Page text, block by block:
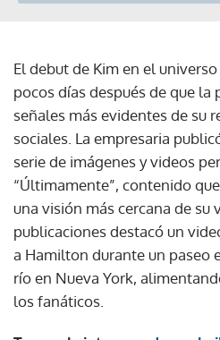
El debut de Kim en el
pocos días después de que la
señales más evidentes de su
sociales. La empresaria
serie de imágenes y videos
“Últimamente”, contenido
una visión más cercana de su
publicaciones destacó un
a Hamilton durante un paseo
río en Nueva York,
los fanáticos.